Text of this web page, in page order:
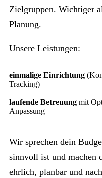
Zielgruppen. Wichtiger
Planung.
Unsere Leistungen:
einmalige Einrichtung
Tracking)
laufende Betreuung mit
Anpassung
Wir sprechen dein
sinnvoll ist und machen
ehrlich, planbar und